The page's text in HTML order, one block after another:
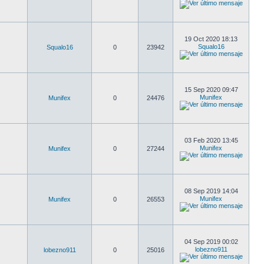
Squalo16 0 23942
19 Oct 2020 18:13
Squalo16
Munifex 0 24476
15 Sep 2020 09:47
Munifex
Munifex 0 27244
03 Feb 2020 13:45
Munifex
Munifex 0 26553
08 Sep 2019 14:04
Munifex
lobezno911 0 25016
04 Sep 2019 00:02
lobezno911